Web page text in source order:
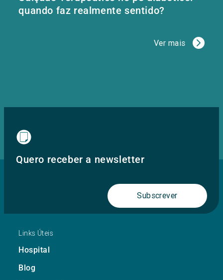
quando faz realmente sentido?
Ver mais
Quero receber a newsletter
Subscrever
Links Úteis
Hospital
Blog